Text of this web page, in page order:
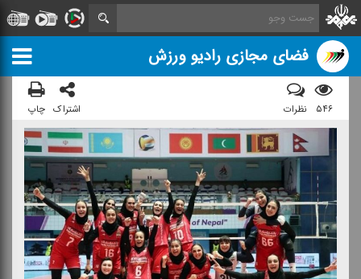
فضای مجازی رادیو ورزش
۵۴۶ نظرات اشتراک چاپ